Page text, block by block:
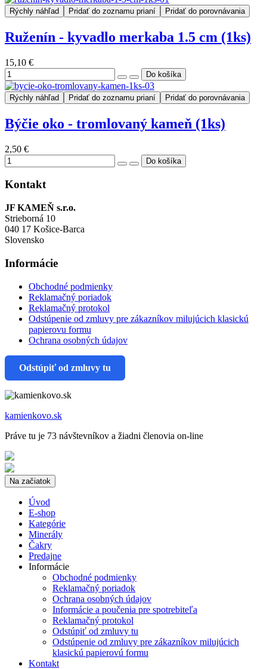
Rýchly náhľad Pridať do zoznamu prianí Pridať do porovnávania
Ruženín - kyvadlo merkaba 1.5 cm (1ks)
15,10 €
Rýchly náhľad Pridať do zoznamu prianí Pridať do porovnávania
Býčie oko - tromlovaný kameň (1ks)
2,50 €
Kontakt
JF KAMEŇ s.r.o.
Strieborná 10
040 17 Košice-Barca
Slovensko
Informácie
Obchodné podmienky
Reklamačný poriadok
Reklamačný protokol
Odstúpenie od zmluvy pre zákazníkov milujúcich klasickú
papierovu formu
Ochrana osobných údajov
Odstúpiť od zmluvy tu
kamienkovo.sk
Práve tu je 73 návštevníkov a žiadni členovia on-line
Na začiatok
Úvod
E-shop
Kategórie
Minerály
Čakry
Predajne
Informácie
Obchodné podmienky
Reklamačný poriadok
Ochrana osobných údajov
Informácie a poučenia pre spotrebiteľa
Reklamačný protokol
Odstúpiť od zmluvy tu
Odstúpenie od zmluvy pre zákazníkov milujúcich
klasickú papierovú formu
Kontakt